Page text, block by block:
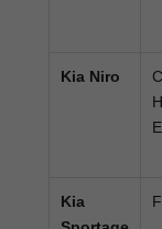
Kia Niro
Kia